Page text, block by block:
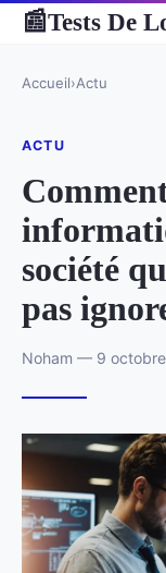
📰Tests De
Accueil›Actu
ACTU
société
pas
Noham — 9